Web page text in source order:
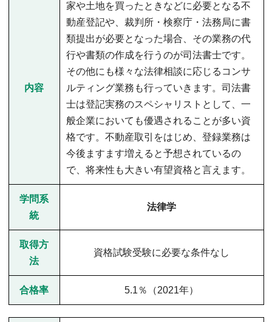
内容
家や土地を買ったときなどに必要となる不
動産登記や、裁判所・検察庁・法務局に書
類提出が必要となった場合、その業務の代
行や書類の作成を行うのが司法書士です。
その他にも様々な法律相談に応じるコンサ
ルティング業務も行っていきます。司法書
士は登記実務のスペシャリストとして、一
般企業においても優遇されることが多い資
格です。不動産取引をはじめ、登録業務は
今後ますます増えると予想されているの
で、将来性も大きい有望資格と言えます。
学問系
統
法律学
取得方
法
資格試験受験に必要な条件なし
合格率 5.1％（2021年）